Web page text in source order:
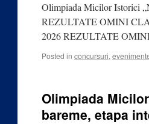
Olimpiada Micilor Istorici
REZULTATE OMINI
2026 REZULTATE
Posted in concursuri,
Olimpiada
bareme, etapa